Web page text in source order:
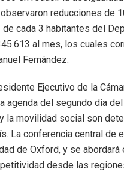
reducciones de
cada 3 habitantes del
al mes, los cuales
Fernández.
Ejecutivo de la
agenda del segundo día
la movilidad social son
La conferencia central de
de Oxford, y se
desde las